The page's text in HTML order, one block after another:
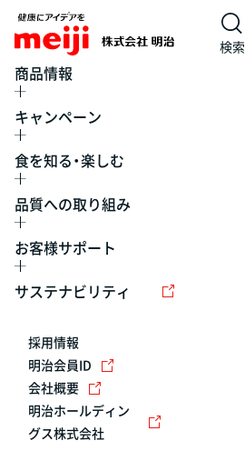
検索
商品情報
キャンペーン
食を知る・楽しむ
品質への取り組み
お客様サポート
サステナビリティ
採用情報
明治会員ID
会社概要
明治ホールディン
グス株式会社